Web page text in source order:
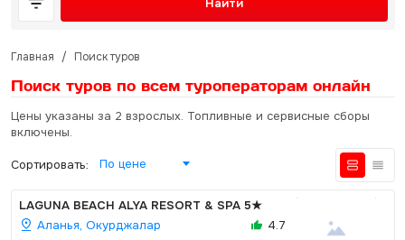
Найти
Главная / Поиск туров
Поиск туров по всем туроператорам онлайн
Цены указаны за 2 взрослых. Топливные и сервисные сборы
включены.
Сортировать: По цене
LAGUNA BEACH ALYA RESORT & SPA 5★
Аланья, Окурджалар
4.7